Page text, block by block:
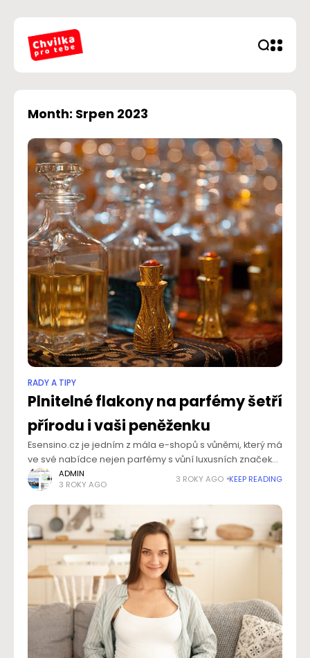
Month: Srpen 2023
RADY A TIPY
Plnitelné flakony na parfémy šetří
přírodu i vaši peněženku
Esensino.cz je jedním z mála e-shopů s vůněmi, který má
ve své nabídce nejen parfémy s vůní luxusních značek
za nízké ceny, ale také možnost využívat plnitelné flakony
na oblíbené
ADMIN
3 ROKY AGO
3 ROKY AGO KEEP READING